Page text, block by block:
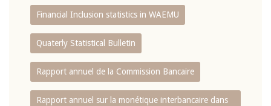
Financial Inclusion statistics in WAEMU
Quaterly Statistical Bulletin
Rapport annuel de la Commission Bancaire
Rapport annuel sur la monétique interbancaire dans